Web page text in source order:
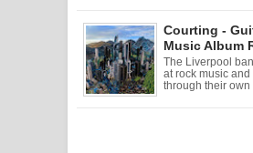
Courting -
Music Album
The Liverpool
at rock music
through their own